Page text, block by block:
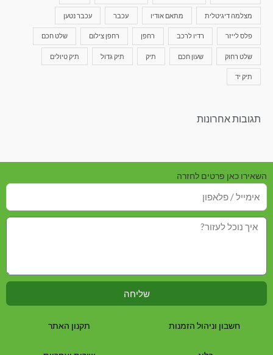
מצלמה דיגיטלית מתאם אודיו עכבר עכבר נטען
פלס לייזר רדיו לרכב רחפן רחפן צילום שלט חכם
שלט רחוק שעון חכם תיק תיק גדול תיק טיולים
תיק יד
תגובות אחרונות
השאירו כאן פרטים לחזרה
שליחה
חשבון וניהול הזמנות תקנון האתר